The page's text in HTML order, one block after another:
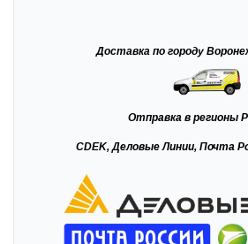
Доставка по городу
Отправка в регионы
CDEK, Деловые Линии, Почта